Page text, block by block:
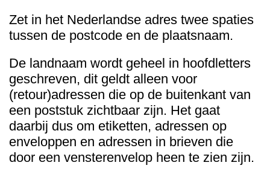
Zet in het Nederlandse adres twee spaties
tussen de postcode en de plaatsnaam.
De landnaam wordt geheel in hoofdletters
geschreven, dit geldt alleen voor
(retour)adressen die op de buitenkant van
een poststuk zichtbaar zijn. Het gaat
daarbij dus om etiketten, adressen op
enveloppen en adressen in brieven die
door een vensterenvelop heen te zien zijn.